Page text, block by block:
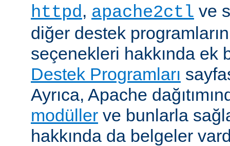
httpd, apache2ctl ve
diğer destek
seçenekleri hakkında ek
Destek Programları
Ayrıca, Apache
modüller ve bunlarla
hakkında da belgeler